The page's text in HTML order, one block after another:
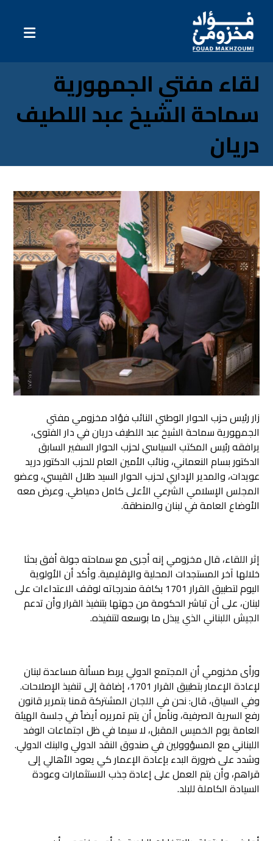
لقاء مفتي الجمهورية
سماحة الشيخ عبد اللطيف
دريان
زار رئيس حزب الحوار الوطني النائب فؤاد مخزومي مفتي
الجمهورية سماحة الشيخ عبد اللطيف دريان في دار الفتوى،
يرافقه رئيس المكتب السياسي لحزب الحوار السفير السابق
الدكتور بسام النعماني، ونائب الأمين العام للحزب الدكتور دريد
عويدات، والمدير الإداري لحزب الحوار السيد طلال القيسي، وعضو
المجلس الإسلامي الشرعي الأعلى كامل دمياطي. وعرض معه
الأوضاع العامة في لبنان والمنطقة.
إثر اللقاء، قال مخزومي إنه أجرى مع سماحته جولة أفق بحثا
خلالها آخر المستجدات المحلية والإقليمية. وأكد أن الأولوية
اليوم لتطبيق القرار 1701 بكافة مندرجاته لوقف الاعتداءات على
لبنان، على أن تباشر الحكومة من جهتها بتنفيذ القرار وأن تدعم
الجيش اللبناني الذي يبذل ما بوسعه لتنفيذه.
ورأى مخزومي أن المجتمع الدولي يربط مسألة مساعدة لبنان
لإعادة الإعمار بتطبيق القرار 1701، إضافة إلى تنفيذ الإصلاحات.
وفي السياق، قال: نحن في اللجان المشتركة قمنا بتمرير قانون
رفع السرية الصرفية، ونأمل أن يتم تمريره أيضاً في جلسة الهيئة
العامة يوم الخميس المقبل، لا سيما في ظل اجتماعات الوفد
اللبناني مع المسؤوولين في صندوق النقد الدولي والبنك الدولي.
وشدد على ضرورة البدء بإعادة الإعمار كي يعود الأهالي إلى
قراهم، وأن يتم العمل على إعادة جذب الاستثمارات وعودة
السيادة الكاملة للبلد.